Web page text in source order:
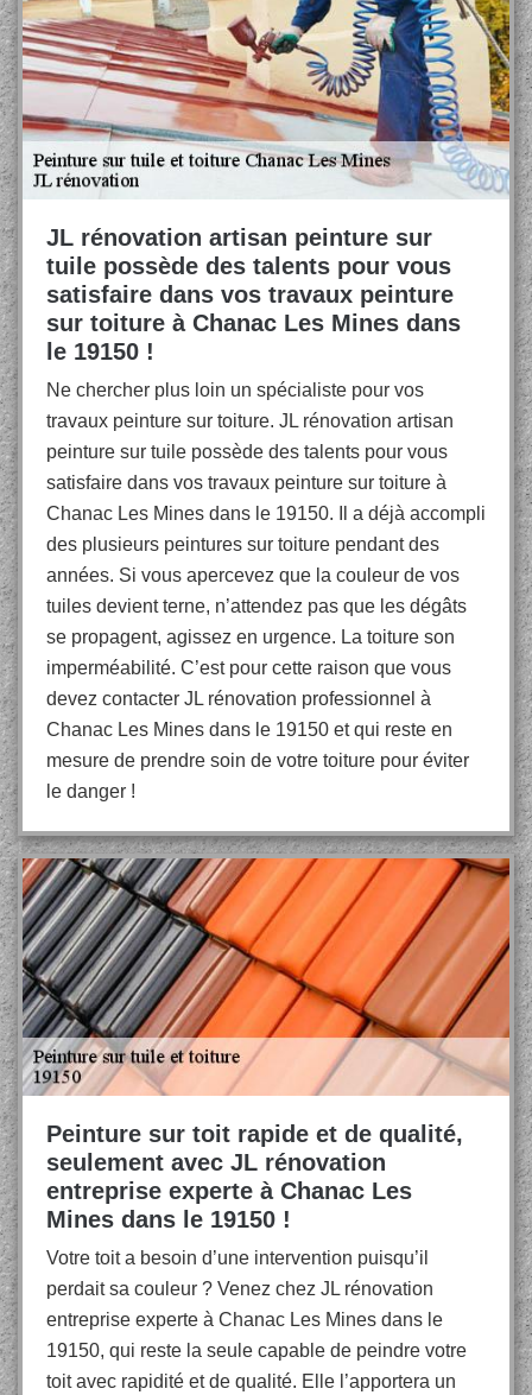
JL rénovation artisan peinture sur
tuile possède des talents pour vous
satisfaire dans vos travaux peinture
sur toiture à Chanac Les Mines dans
le 19150 !
Ne chercher plus loin un spécialiste pour vos
travaux peinture sur toiture. JL rénovation artisan
peinture sur tuile possède des talents pour vous
satisfaire dans vos travaux peinture sur toiture à
Chanac Les Mines dans le 19150. Il a déjà accompli
des plusieurs peintures sur toiture pendant des
années. Si vous apercevez que la couleur de vos
tuiles devient terne, n’attendez pas que les dégâts
se propagent, agissez en urgence. La toiture son
imperméabilité. C’est pour cette raison que vous
devez contacter JL rénovation professionnel à
Chanac Les Mines dans le 19150 et qui reste en
mesure de prendre soin de votre toiture pour éviter
le danger !
Peinture sur toit rapide et de qualité,
seulement avec JL rénovation
entreprise experte à Chanac Les
Mines dans le 19150 !
Votre toit a besoin d’une intervention puisqu’il
perdait sa couleur ? Venez chez JL rénovation
entreprise experte à Chanac Les Mines dans le
19150, qui reste la seule capable de peindre votre
toit avec rapidité et de qualité. Elle l’apportera un